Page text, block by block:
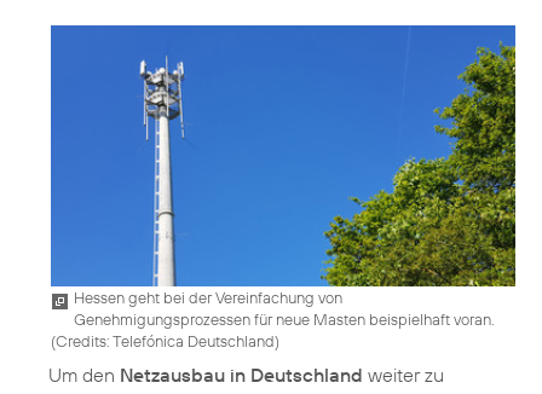
Hessen geht bei der Vereinfachung von
Genehmigungsprozessen für neue Masten beispielhaft voran.
(Credits: Telefónica Deutschland)
Um den Netzausbau in Deutschland weiter zu